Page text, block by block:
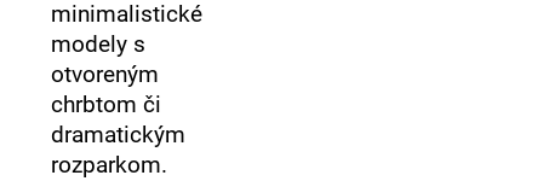
minimalistické
modely s
otvoreným
chrbtom či
dramatickým
rozparkom.